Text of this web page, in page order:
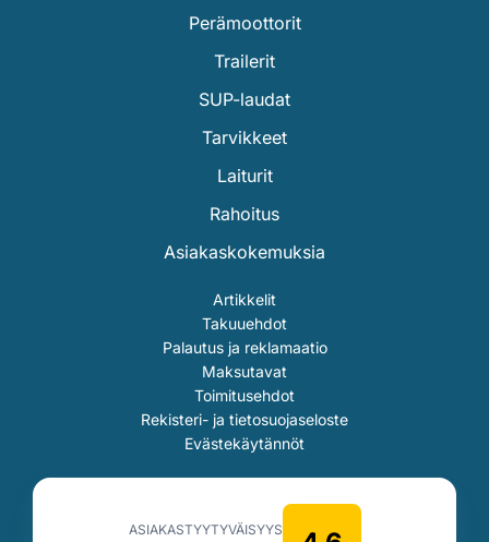
Perämoottorit
Trailerit
SUP-laudat
Tarvikkeet
Laiturit
Rahoitus
Asiakaskokemuksia
Artikkelit
Takuuehdot
Palautus ja reklamaatio
Maksutavat
Toimitusehdot
Rekisteri- ja tietosuojaseloste
Evästekäytännöt
ASIAKASTYYTYVÄISYYS